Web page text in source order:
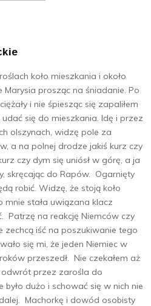
koło mieszkania i około
Marysia prosząc na śniadanie. Po
i nie śpiesząc się zapaliłem
się do mieszkania. Idę i przez
olszynach, widzę pole za
a na polnej drodze jakiś kurz czy
czy dym się uniósł w górę, a ja
skręcając do Rapów. Ogarnięty
robić. Widzę, że stoją koło
mnie stała uwiązana klacz
Patrzę na reakcję Niemców czy
zechcą iść na poszukiwanie tego
się mi, że jeden Niemiec w
przeszedł. Nie czekałem aż
odwrót przez zarośla do
dużo i schować się w nich nie
Machorkę i dowód osobisty